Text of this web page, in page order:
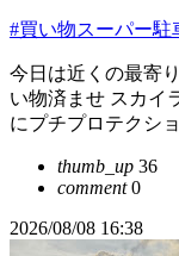
#買い物スーパー駐
今日は近くの最寄
い物済ませ スカイ
にプチプロテクシ
thumb_up 36
comment0
2026/08/08 16:38